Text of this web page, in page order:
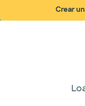
Crear